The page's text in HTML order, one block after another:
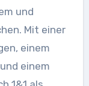
und
Mit einer
einem
einem